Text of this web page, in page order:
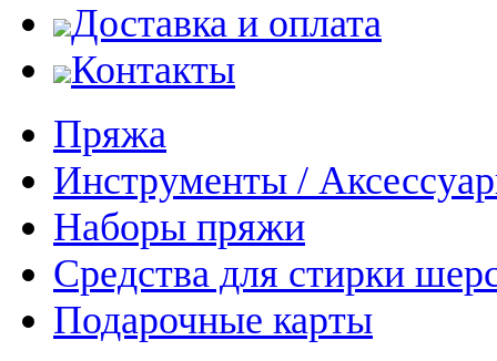
Доставка и оплата
Контакты
Пряжа
Инструменты /
Наборы пряжи
Средства для стирки
Подарочные карты